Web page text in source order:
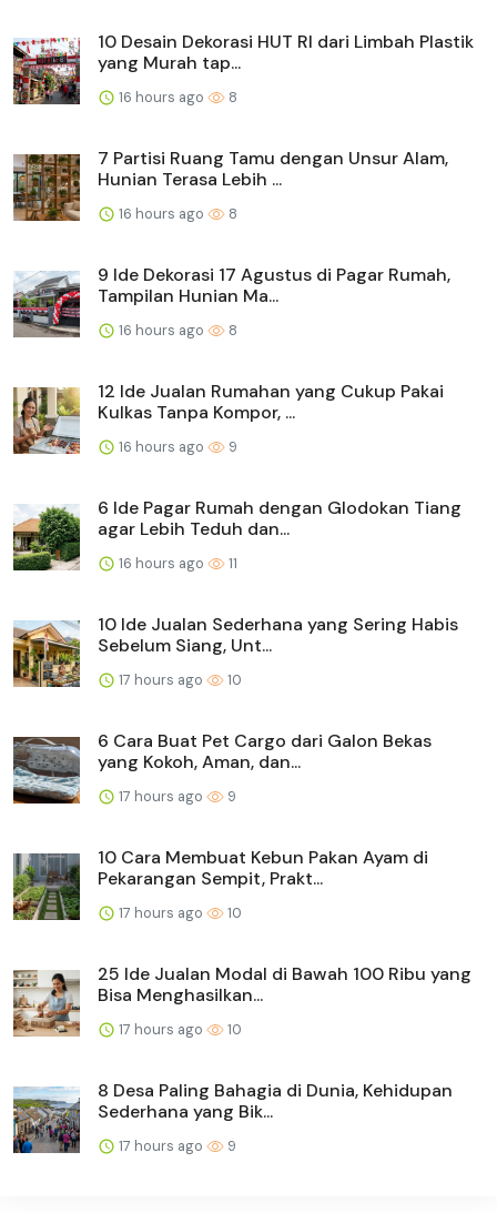
10 Desain Dekorasi HUT RI dari Limbah Plastik
yang Murah tap...
16 hours ago 8
7 Partisi Ruang Tamu dengan Unsur Alam,
Hunian Terasa Lebih ...
16 hours ago 8
9 Ide Dekorasi 17 Agustus di Pagar Rumah,
Tampilan Hunian Ma...
16 hours ago 8
12 Ide Jualan Rumahan yang Cukup Pakai
Kulkas Tanpa Kompor, ...
16 hours ago 9
6 Ide Pagar Rumah dengan Glodokan Tiang
agar Lebih Teduh dan...
16 hours ago 11
10 Ide Jualan Sederhana yang Sering Habis
Sebelum Siang, Unt...
17 hours ago 10
6 Cara Buat Pet Cargo dari Galon Bekas
yang Kokoh, Aman, dan...
17 hours ago 9
10 Cara Membuat Kebun Pakan Ayam di
Pekarangan Sempit, Prakt...
17 hours ago 10
25 Ide Jualan Modal di Bawah 100 Ribu yang
Bisa Menghasilkan...
17 hours ago 10
8 Desa Paling Bahagia di Dunia, Kehidupan
Sederhana yang Bik...
17 hours ago 9